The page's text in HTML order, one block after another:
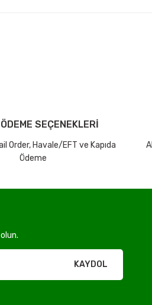
SEÇENEKLERİ
Order, Havale/EFT ve Kapıda
Ödeme
KAYDOL